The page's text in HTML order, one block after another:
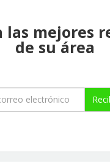
las mejores
de su área